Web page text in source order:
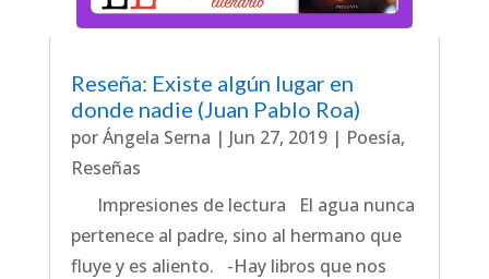
Reseña: Existe algún lugar en
donde nadie (Juan Pablo Roa)
porÁngela Serna | Jun 27, 2019| Poesía,
Reseñas
Impresiones de lectura El agua nunca
pertenece al padre, sino al hermano que
fluye y es aliento. -Hay libros que nos